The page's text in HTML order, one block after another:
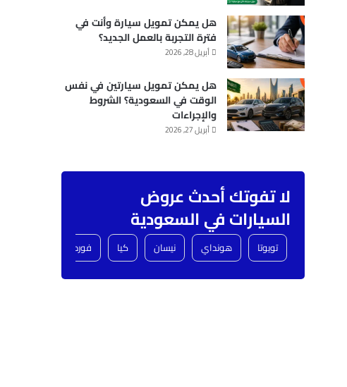
هل يمكن تمويل سيارة وأنت في
فترة التجربة بالعمل الجديد؟
أبريل 28, 2026
هل يمكن تمويل سيارتين في نفس
الوقت في السعودية؟ الشروط
والإجراءات
أبريل 27, 2026
لا تفوتك أحدث عروض
السيارات في السعودية
تويوتا هونداي نيسان كيا فورد